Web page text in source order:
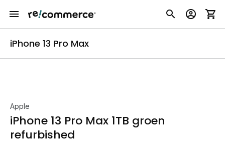
iPhone 13 Pro Max
Apple
iPhone 13 Pro Max 1TB groen
refurbished